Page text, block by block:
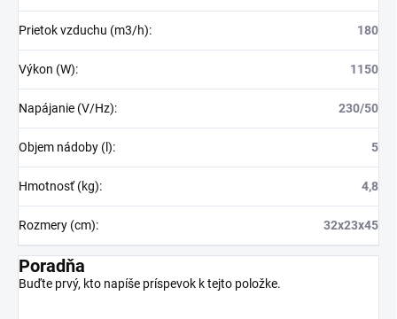
Prietok vzduchu (m3/h): 180
Výkon (W): 1150
Napájanie (V/Hz): 230/50
Objem nádoby (l): 5
Hmotnosť (kg): 4,8
Rozmery (cm): 32x23x45
Poradňa
Buďte prvý, kto napíše príspevok k tejto položke.